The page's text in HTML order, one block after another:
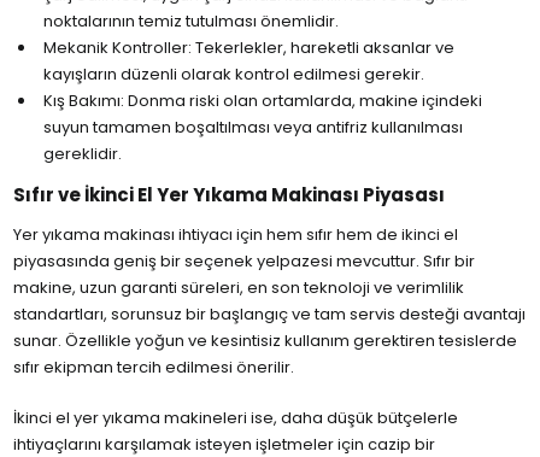
noktalarının temiz tutulması önemlidir.
Mekanik Kontroller: Tekerlekler, hareketli aksanlar ve
kayışların düzenli olarak kontrol edilmesi gerekir.
Kış Bakımı: Donma riski olan ortamlarda, makine içindeki
suyun tamamen boşaltılması veya antifriz kullanılması
gereklidir.
Sıfır ve İkinci El Yer Yıkama Makinası Piyasası
Yer yıkama makinası ihtiyacı için hem sıfır hem de ikinci el
piyasasında geniş bir seçenek yelpazesi mevcuttur. Sıfır bir
makine, uzun garanti süreleri, en son teknoloji ve verimlilik
standartları, sorunsuz bir başlangıç ve tam servis desteği avantajı
sunar. Özellikle yoğun ve kesintisiz kullanım gerektiren tesislerde
sıfır ekipman tercih edilmesi önerilir.
İkinci el yer yıkama makineleri ise, daha düşük bütçelerle
ihtiyaçlarını karşılamak isteyen işletmeler için cazip bir